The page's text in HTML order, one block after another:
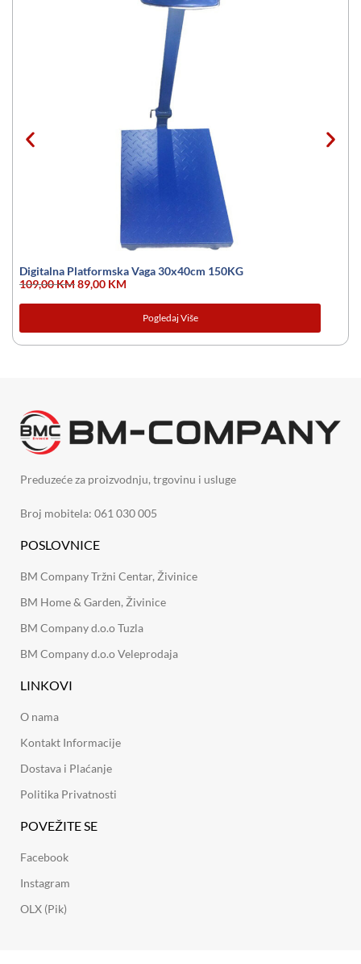
Digitalna Platformska Vaga 30x40cm 150KG
109,00KM89,00 KM
Pogledaj Više
Preduzeće za proizvodnju, trgovinu i usluge
Broj mobitela: 061 030 005
POSLOVNICE
BM Company Tržni Centar, Živinice
BM Home & Garden, Živinice
BM Company d.o.o Tuzla
BM Company d.o.o Veleprodaja
LINKOVI
O nama
Kontakt Informacije
Dostava i Plaćanje
Politika Privatnosti
POVEŽITE SE
Facebook
Instagram
OLX (Pik)